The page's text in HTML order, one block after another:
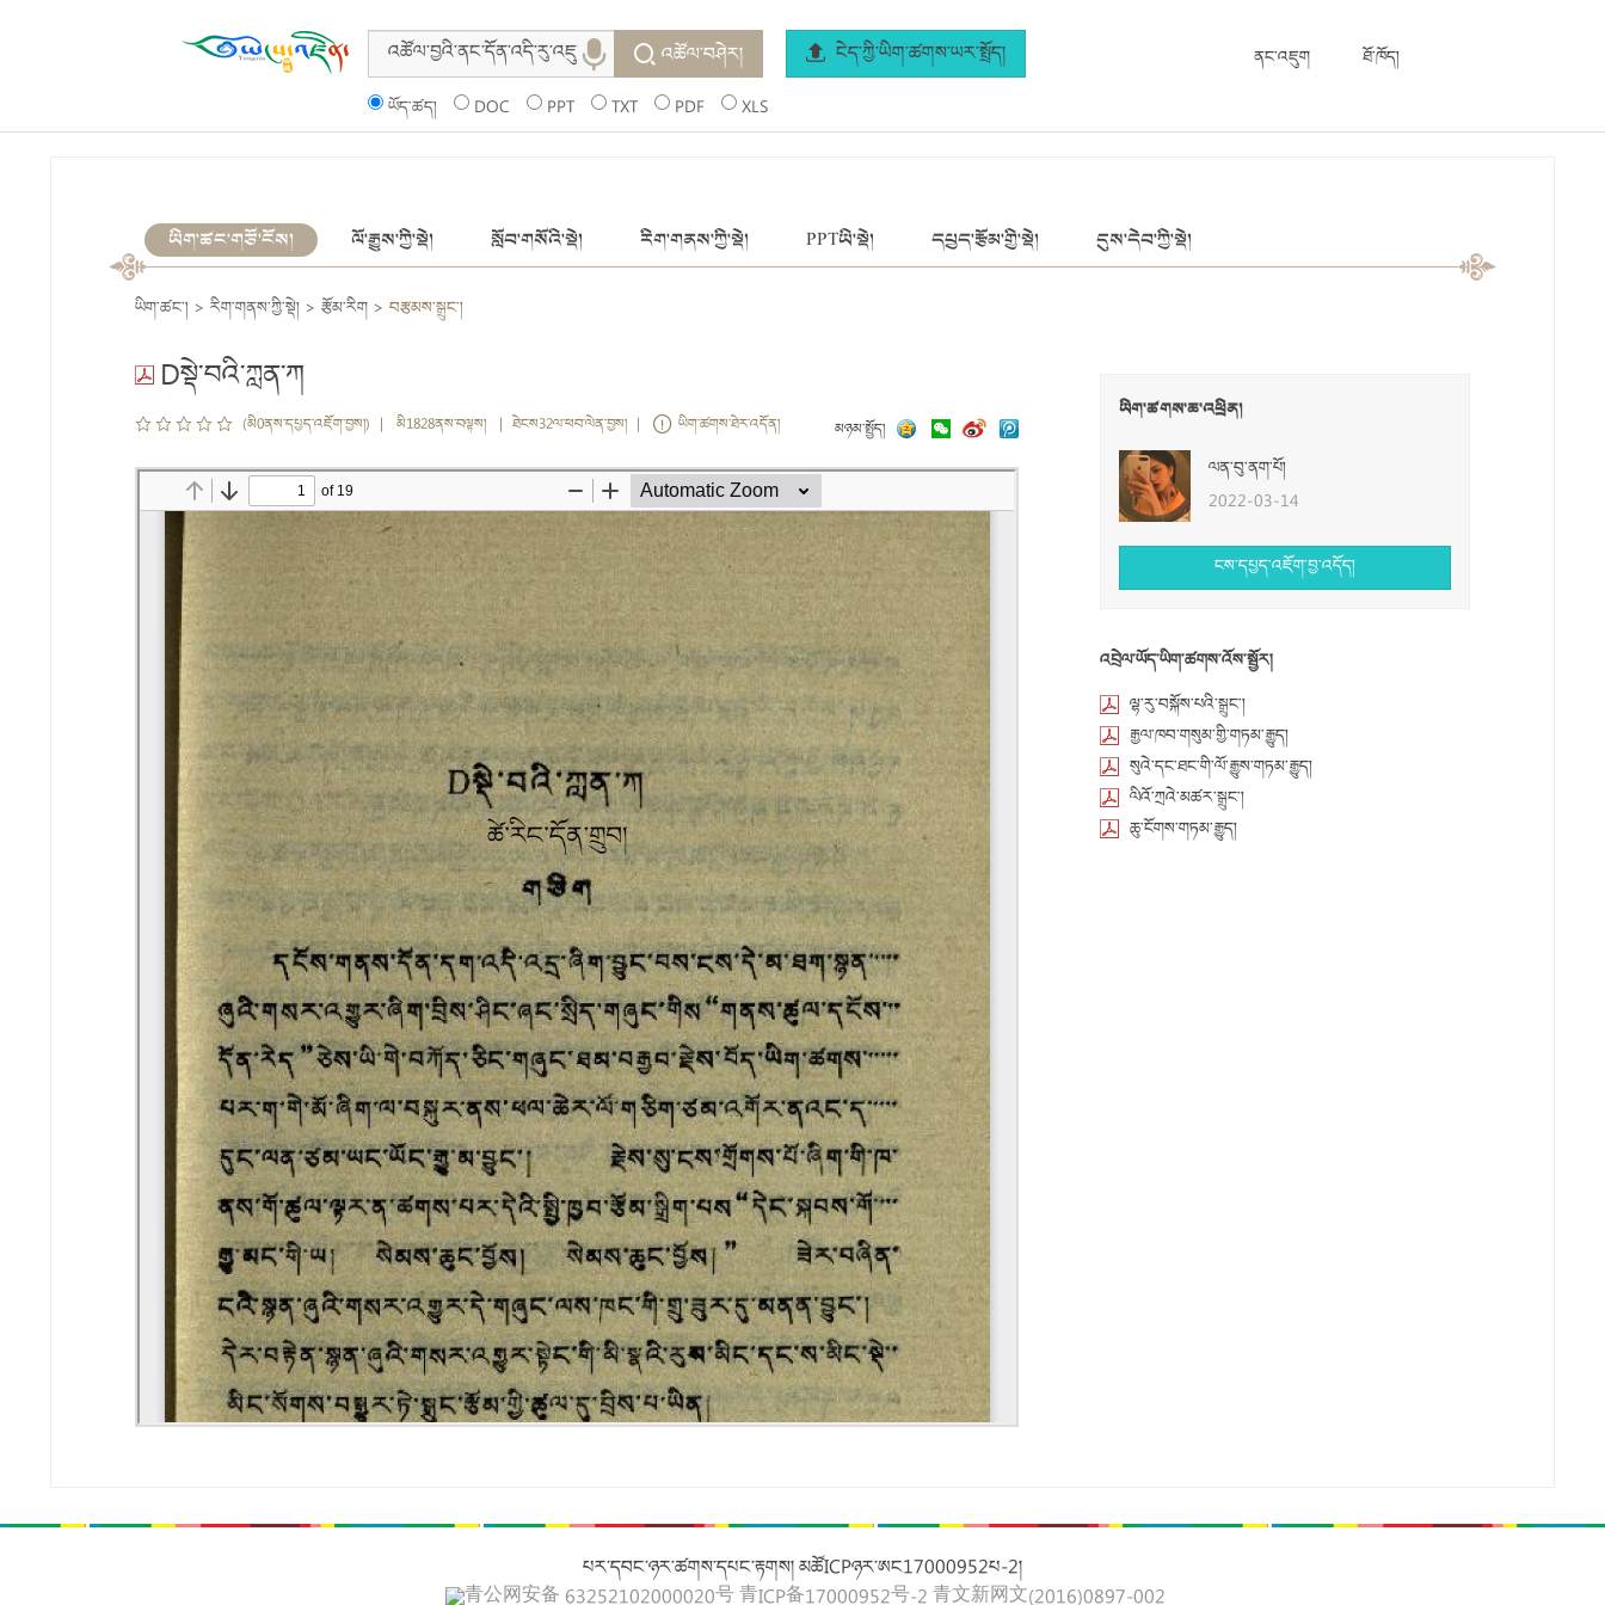
ནང་འཇུག ཐོ་ཁོད།
འཚོལ་བཤེར། ངེད་ཀྱི་ཡིག་ཚགས་ཡར་སྤྲོད།
ཡོད་ཚད། DOC PPT TXT PDF XLS
ཡིག་ཚང་གཙོ་ངོས། ལོ་རྒྱུས་ཀྱི་སྡེ། སློབ་གསོའི་སྡེ། རིག་གནས་ཀྱི་སྡེ། PPTཡི་སྡེ། དཔྱད་རྩོམ་གྱི་སྡེ། དུས་དེབ་ཀྱི་སྡེ།
ཡིག་ཚང་། > རིག་གནས་ཀྱི་སྡེ། > རྩོམ་རིག > བརྩམས་སྒྲུང་།
Dསྡེ་བའི་ཀླན་ཀ
མཉམ་སྤྱོད།
(མི0ནས་དཔྱད་འཇོག་བྱས།) | མི1828ནས་བལྟས། | ཐེངས32ལ་ཕབ་ལེན་བྱས། | ཡིག་ཚགས་ཐེར་འདོན།
ཡིག་ཚགས་ཆ་འཕྲིན།
ལན་བུ་ནག་པོ།
2022-03-14
ངས་དཔྱད་འཇོག་བྱ་འདོད།
འབྲེལ་ཡོད་ཡིག་ཚགས་འོས་སྦྱོར།
ལྷ་རུ་བསྐོས་པའི་སྒྲུང་།
རྒྱལ་ཁབ་གསུམ་གྱི་གཏམ་རྒྱུད།
སུའེ་དང་ཐང་གི་ལོ་རྒྱུས་གཏམ་རྒྱུད།
ལིའོ་ཀྲའེ་མཚར་སྒྲུང་།
ཆུ་ངོགས་གཏམ་རྒྱུད།
པར་དབང་ཉར་ཚགས་དཔང་རྟགས། མཚོICPཉར་ཨང17000952པ-2།